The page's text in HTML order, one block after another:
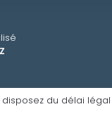
disposez du délai légal